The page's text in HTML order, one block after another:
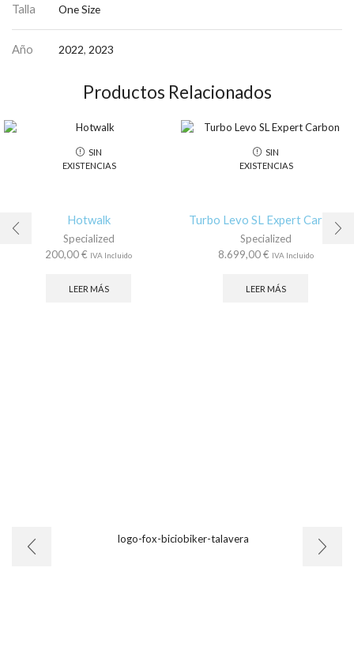
Talla One Size
Año 2022, 2023
Productos Relacionados
SIN
EXISTENCIAS
Hotwalk
Specialized
200,00€ IVA Incluido
LEER MÁS
SIN
EXISTENCIAS
Turbo Levo SL Expert Carbon
Specialized
8.699,00€ IVA Incluido
LEER MÁS